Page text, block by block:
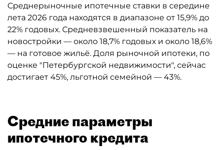
Среднерыночные ипотечные ставки в середине
лета 2026 года находятся в диапазоне от 15,9% до
22% годовых. Средневзвешенный показатель на
новостройки — около 18,7% годовых и около 18,6%
— на готовое жильё. Доля рыночной ипотеки, по
оценке "Петербургской недвижимости", сейчас
достигает 45%, льготной семейной — 43%.
Средние параметры
ипотечного кредита